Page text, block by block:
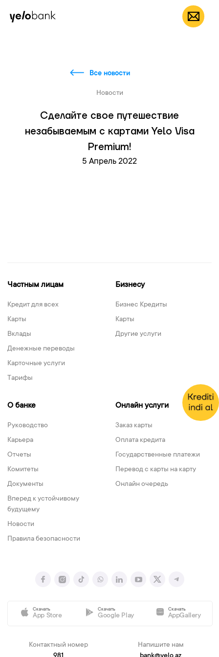
Частным лицам RU
Все новости
Новости
Сделайте свое путешествие
незабываемым с картами Yelo Visa
Premium!
5 Апрель 2022
Частным лицам
Кредит для всех
Карты
Вклады
Денежные переводы
Карточные услуги
Тарифы
Бизнесу
Бизнес Кредиты
Карты
Другие услуги
О банке
Руководство
Карьера
Отчеты
Комитеты
Документы
Вперед к устойчивому
будущему
Новости
Правила безопасности
Онлайн услуги
Заказ карты
Оплата кредита
Государственные платежи
Перевод с карты на карту
Онлайн очередь
Скачать
App Store
Скачать
Google Play
Скачать
AppGallery
Контактный номер
Напишите нам